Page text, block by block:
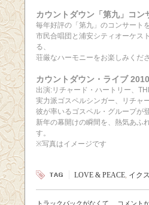
カウントダウン「第九」コン
毎年好評の「第九」のコンサート
市民合唱団と浦安シティオーケス
る、
荘厳なハーモニーをお楽しみくだ
カウントダウン・ライブ 2010
出演:リチャード・ハートリー、
実力派ゴスペルシンガー、リチャ
彼が率いるゴスペル・グループが
新年の幕開けの瞬間を、熱気あふ
す。
※写真はイメージです
LOVE & PEACE, イク
トラックバックがなくて コメント